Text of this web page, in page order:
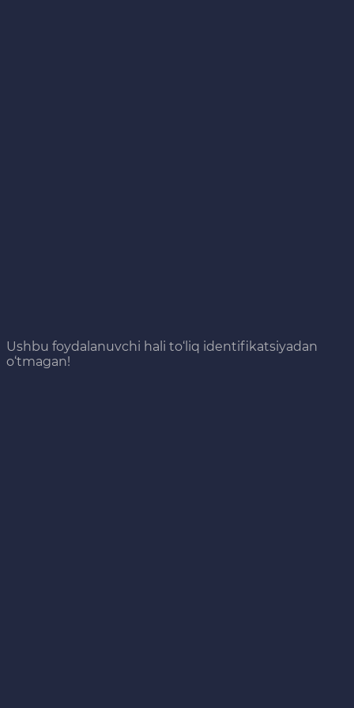
Ushbu foydalanuvchi hali to‘liq identifikatsiyadan
o‘tmagan!